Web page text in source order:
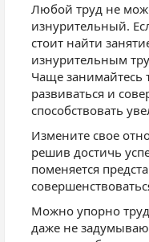
Любой труд не
изнурительный.
стоит найти
изнурительным
Чаще занимайтесь
развиваться и
способствовать
Измените свое
решив достичь
поменяется
Можно упорно
даже не